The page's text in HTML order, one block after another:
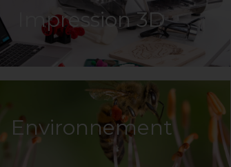
Impression 3D
Environnement